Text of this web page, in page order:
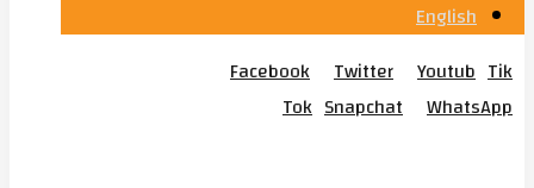
English
Facebook
Twitter Youtub Tik
Tok Snapchat
WhatsApp